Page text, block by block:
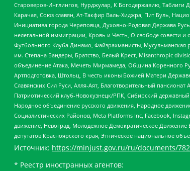
Староверов-Инглингов, Нурджулар, К Богодержавию, Таблиги
Карачая, Союз славян, Ат-Такфир Валь-Хиджра, Пит Буль,
Инициатива города Череповца, Духовно-Родовая Держава
нелегальной иммиграции, Кровь и Честь, О свободе совести
Футбольного Клуба Динамо, Файзрахманисты, Мусульманская
им. Степана Бандеры, Братство, Белый Крест, Misanthropic
объединение Атака, Мечеть Мирмамеда, Община Коренного
Артподготовка, Штольц, В честь иконы Божией Матери
Славянских Сил Руси, Алля-Аят, Благотворительный
Патриотический клуб-Новокузнецк/РПК, Сибирский
Народное объединение русского движения, Народное
Социалистических Районов, Meta Platforms Inc, Facebook,
движение, Невоград, Молодежное Демократическое Движение
депутатов Красноярского края, Этническое национальное
Источник: https://minjust.gov.ru/ru/documents/
* Реестр иностранных агентов: